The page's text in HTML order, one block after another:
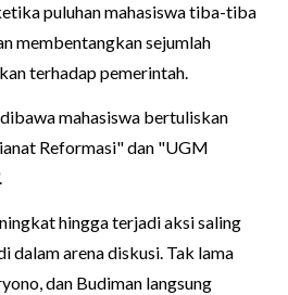
puluhan mahasiswa tiba-tiba
membentangkan sejumlah
terhadap pemerintah.
mahasiswa bertuliskan
Reformasi" dan "UGM
hingga terjadi aksi saling
dalam arena diskusi. Tak lama
dan Budiman langsung